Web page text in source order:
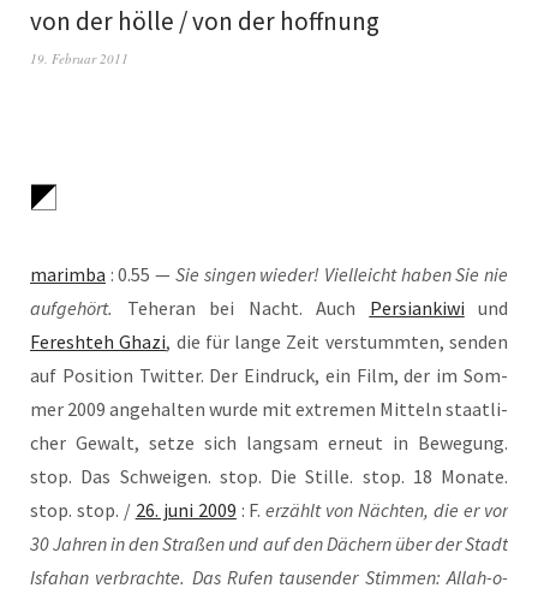
von der hölle / von der hoffnung
19. Februar 2011
marim­ba : 0.55 — Sie sin­gen wie­der! Viel­leicht haben Sie nie
auf­ge­hört. Tehe­ran bei Nacht. Auch Per­sian­ki­wi und
Fereshteh Gha­zi, die für lan­ge Zeit ver­stumm­ten, sen­den
auf Posi­ti­on Twit­ter. Der Ein­druck, ein Film, der im Som­
mer 2009 ange­hal­ten wur­de mit extre­men Mit­teln staat­li­
cher Gewalt, set­ze sich lang­sam erneut in Bewe­gung.
stop. Das Schwei­gen. stop. Die Stil­le. stop. 18 Mona­te.
stop. stop. / 26. juni 2009 : F. erzählt von Näch­ten, die er vor
30 Jah­ren in den Stra­ßen und auf den Dächern über der Stadt
Isfa­han ver­brach­te. Das Rufen tau­sen­der Stim­men: Allah-o-